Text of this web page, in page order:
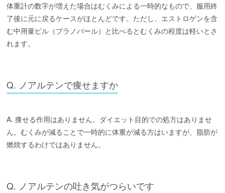
体重計の数字が増えた場合はむくみによる一時的なもので、服用終
了後に元に戻るケースがほとんどです。ただし、エストロゲンを含
む中用量ピル（プラノバール）と比べるとむくみの程度は軽いとさ
れます。
Q. ノアルテンで痩せますか
A. 痩せる作用はありません。ダイエット目的での処方はありませ
ん。むくみが減ることで一時的に体重が減る方はいますが、脂肪が
燃焼するわけではありません。
Q. ノアルテンの吐き気がつらいです